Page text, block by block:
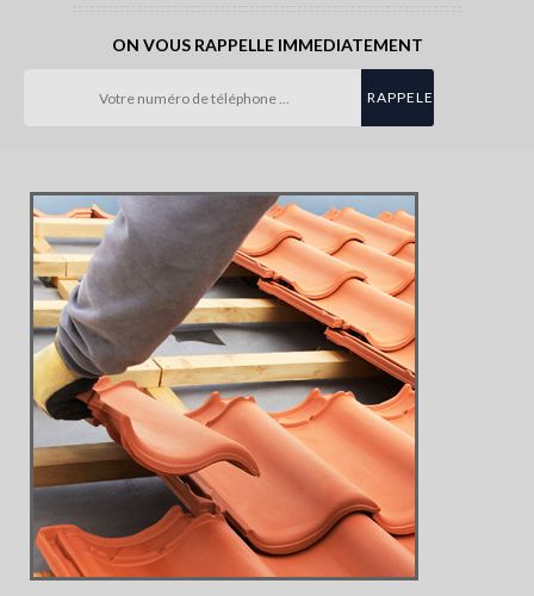
ON VOUS RAPPELLE IMMEDIATEMENT